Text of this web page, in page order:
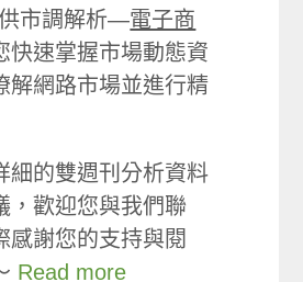
市調解析—電子商
快速掌握市場動態資
解網路市場並進行精
細的雙週刊分析資料
，歡迎您與我們聯
感謝您的支持與閱
Read more